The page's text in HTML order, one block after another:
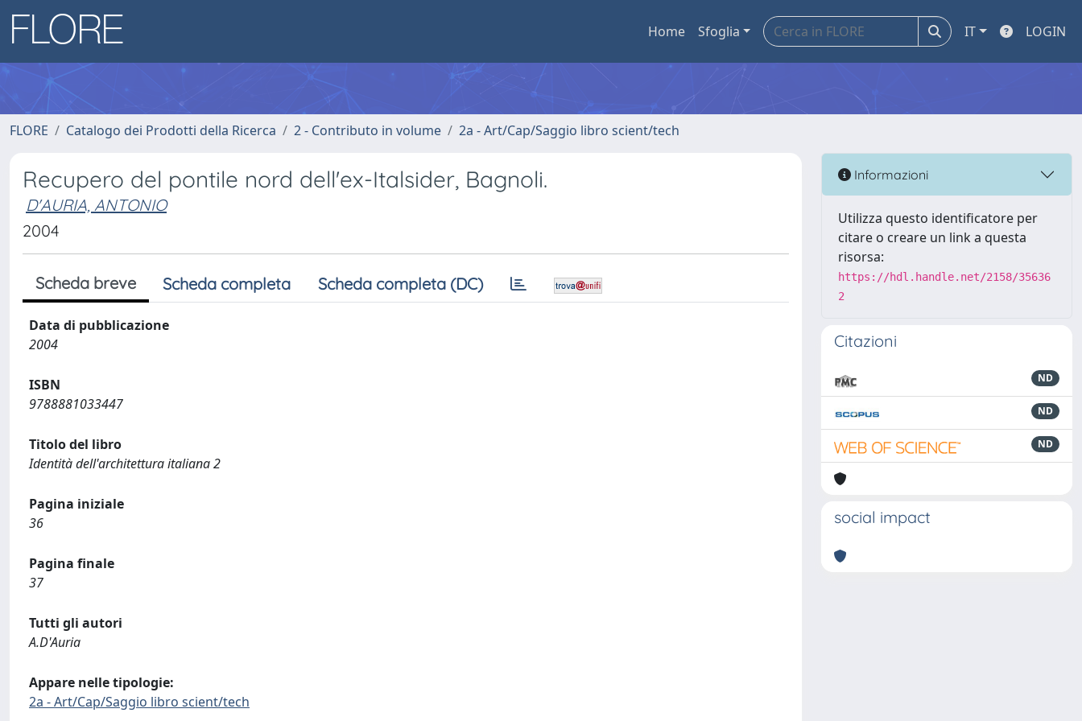
Home Sfoglia IT LOGIN
FLORE Catalogo dei Prodotti della Ricerca 2 - Contributo in volume 2a - Art/Cap/Saggio libro scient/tech
Recupero del pontile nord dell'ex-Italsider, Bagnoli.
D'AURIA, ANTONIO
2004
Scheda breve Scheda completa Scheda completa (DC)
Data di pubblicazione
2004
ISBN
9788881033447
Titolo del libro
Identità dell'architettura italiana 2
Pagina iniziale
36
Pagina finale
37
Tutti gli autori
A.D'Auria
Appare nelle tipologie:
2a - Art/Cap/Saggio libro scient/tech
Informazioni
Utilizza questo identificatore per
citare o creare un link a questa
risorsa:
https://hdl.handle.net/2158/35636
2
Citazioni
ND
ND
ND
social impact